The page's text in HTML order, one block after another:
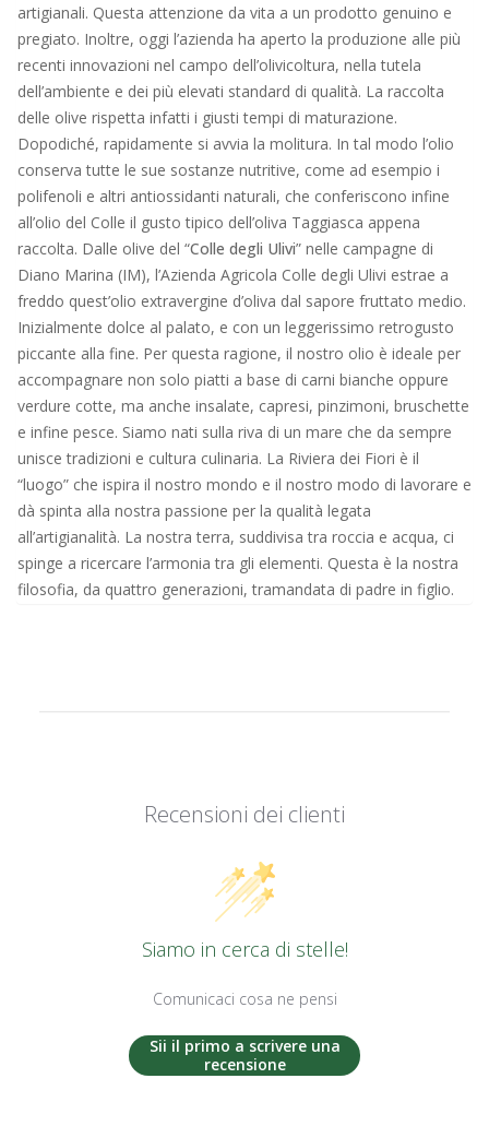
artigianali. Questa attenzione da vita a un prodotto genuino e
pregiato. Inoltre, oggi l’azienda ha aperto la produzione alle più
recenti innovazioni nel campo dell’olivicoltura, nella tutela
dell’ambiente e dei più elevati standard di qualità. La raccolta
delle olive rispetta infatti i giusti tempi di maturazione.
Dopodiché, rapidamente si avvia la molitura. In tal modo l’olio
conserva tutte le sue sostanze nutritive, come ad esempio i
polifenoli e altri antiossidanti naturali, che conferiscono infine
all’olio del Colle il gusto tipico dell’oliva Taggiasca appena
raccolta. Dalle olive del “Colle degli Ulivi” nelle campagne di
Diano Marina (IM), l’Azienda Agricola Colle degli Ulivi estrae a
freddo quest’olio extravergine d’oliva dal sapore fruttato medio.
Inizialmente dolce al palato, e con un leggerissimo retrogusto
piccante alla fine. Per questa ragione, il nostro olio è ideale per
accompagnare non solo piatti a base di carni bianche oppure
verdure cotte, ma anche insalate, capresi, pinzimoni, bruschette
e infine pesce. Siamo nati sulla riva di un mare che da sempre
unisce tradizioni e cultura culinaria. La Riviera dei Fiori è il
“luogo” che ispira il nostro mondo e il nostro modo di lavorare e
dà spinta alla nostra passione per la qualità legata
all’artigianalità. La nostra terra, suddivisa tra roccia e acqua, ci
spinge a ricercare l’armonia tra gli elementi. Questa è la nostra
filosofia, da quattro generazioni, tramandata di padre in figlio.
Recensioni dei clienti
Siamo in cerca di stelle!
Comunicaci cosa ne pensi
Sii il primo a scrivere una
recensione